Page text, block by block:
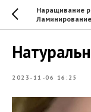
Наращивание
2023-11-06 16:25